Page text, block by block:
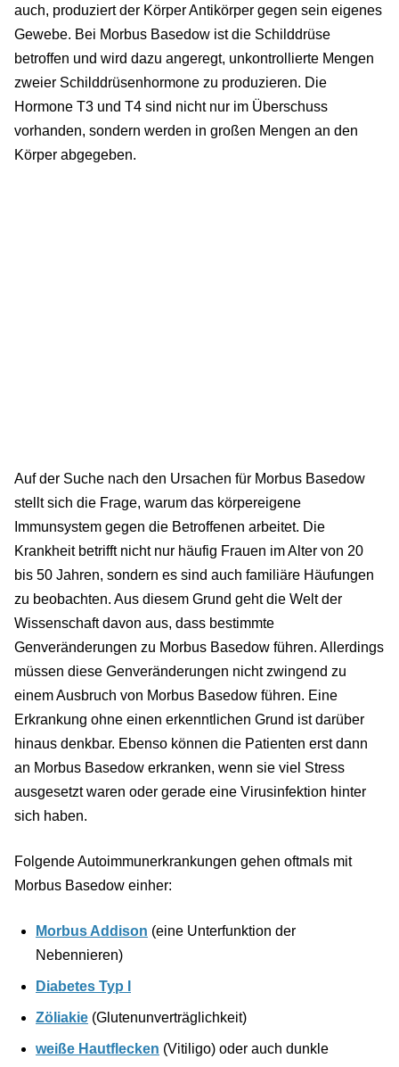
auch, produziert der Körper Antikörper gegen sein eigenes
Gewebe. Bei Morbus Basedow ist die Schilddrüse
betroffen und wird dazu angeregt, unkontrollierte Mengen
zweier Schilddrüsenhormone zu produzieren. Die
Hormone T3 und T4 sind nicht nur im Überschuss
vorhanden, sondern werden in großen Mengen an den
Körper abgegeben.
Auf der Suche nach den Ursachen für Morbus Basedow
stellt sich die Frage, warum das körpereigene
Immunsystem gegen die Betroffenen arbeitet. Die
Krankheit betrifft nicht nur häufig Frauen im Alter von 20
bis 50 Jahren, sondern es sind auch familiäre Häufungen
zu beobachten. Aus diesem Grund geht die Welt der
Wissenschaft davon aus, dass bestimmte
Genveränderungen zu Morbus Basedow führen. Allerdings
müssen diese Genveränderungen nicht zwingend zu
einem Ausbruch von Morbus Basedow führen. Eine
Erkrankung ohne einen erkenntlichen Grund ist darüber
hinaus denkbar. Ebenso können die Patienten erst dann
an Morbus Basedow erkranken, wenn sie viel Stress
ausgesetzt waren oder gerade eine Virusinfektion hinter
sich haben.
Folgende Autoimmunerkrankungen gehen oftmals mit
Morbus Basedow einher:
Morbus Addison (eine Unterfunktion der
Nebennieren)
Diabetes Typ I
Zöliakie (Glutenunverträglichkeit)
weiße Hautflecken (Vitiligo) oder auch dunkle